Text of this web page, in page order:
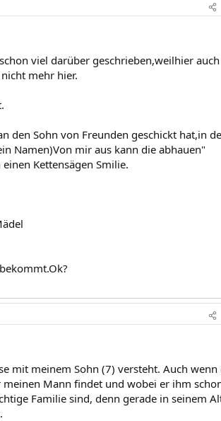
viel darüber geschrieben,weilhier auch
mehr hier.
den Sohn von Freunden geschickt hat,in
Namen)Von mir aus kann die abhauen"
Kettensägen Smilie.
mit meinem Sohn (7) versteht. Auch wenn
Mann findet und wobei er ihm
Familie sind, denn gerade in seinem